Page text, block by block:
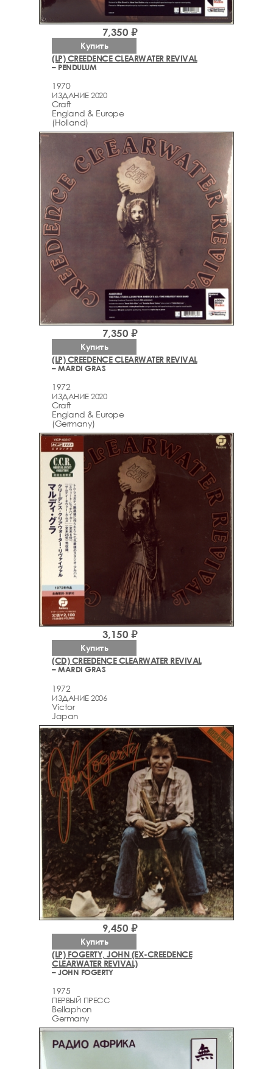
(LP) CREEDENCE CLEARWATER REVIVAL
– PENDULUM
1970
ИЗДАНИЕ 2020
Craft
England & Europe
(Holland)
7,350 ₽
Купить
(LP) CREEDENCE CLEARWATER REVIVAL
– MARDI GRAS
1972
ИЗДАНИЕ 2020
Craft
England & Europe
(Germany)
7,350 ₽
Купить
(CD) CREEDENCE CLEARWATER REVIVAL
– MARDI GRAS
1972
ИЗДАНИЕ 2006
Victor
Japan
3,150 ₽
Купить
(LP) FOGERTY, JOHN (EX-CREEDENCE
CLEARWATER REVIVAL)
– JOHN FOGERTY
1975
ПЕРВЫЙ ПРЕСС
Bellaphon
Germany
9,450 ₽
Купить